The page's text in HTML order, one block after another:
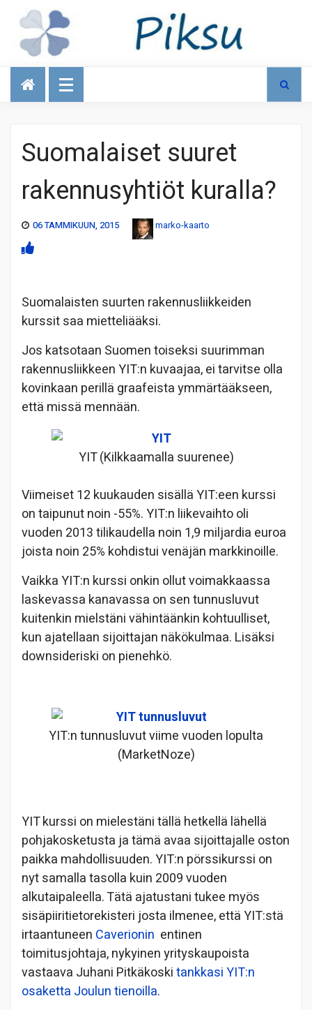
Talous
Suomalaiset suuret
rakennusyhtiöt kuralla?
06 TAMMIKUUN, 2015 marko-kaarto
Suomalaisten suurten rakennusliikkeiden
kurssit saa mietteliääksi.
Jos katsotaan Suomen toiseksi suurimman
rakennusliikkeen YIT:n kuvaajaa, ei tarvitse olla
kovinkaan perillä graafeista ymmärtääkseen,
että missä mennään.
YIT (Kilkkaamalla suurenee)
Viimeiset 12 kuukauden sisällä YIT:een kurssi
on taipunut noin -55%. YIT:n liikevaihto oli
vuoden 2013 tilikaudella noin 1,9 miljardia euroa
joista noin 25% kohdistui venäjän markkinoille.
Vaikka YIT:n kurssi onkin ollut voimakkaassa
laskevassa kanavassa on sen tunnusluvut
kuitenkin mielstäni vähintäänkin kohtuulliset,
kun ajatellaan sijoittajan näkökulmaa. Lisäksi
downsideriski on pienehkö.
YIT:n tunnusluvut viime vuoden lopulta
(MarketNoze)
YIT kurssi on mielestäni tällä hetkellä lähellä
pohjakosketusta ja tämä avaa sijoittajalle oston
paikka mahdollisuuden. YIT:n pörssikurssi on
nyt samalla tasolla kuin 2009 vuoden
alkutaipaleella. Tätä ajatustani tukee myös
sisäpiiritietorekisteri josta ilmenee, että YIT:stä
irtaantuneen Caverionin entinen
toimitusjohtaja, nykyinen yrityskaupoista
vastaava Juhani Pitkäkoskitankkasi YIT:n
osaketta Joulun tienoilla.